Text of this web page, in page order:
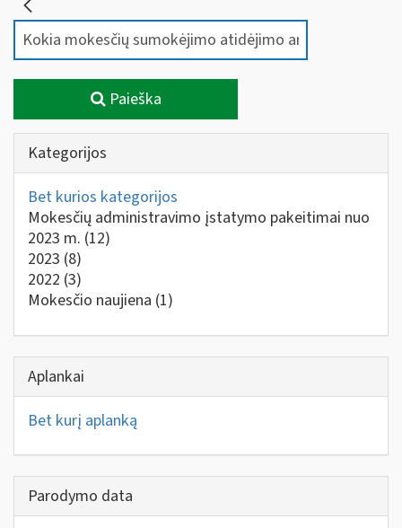
Paieška
Kategorijos
Bet kurios kategorijos
Mokesčių administravimo įstatymo pakeitimai nuo
2023 m. (12)
2023 (8)
2022 (3)
Mokesčio naujiena (1)
Aplankai
Bet kurį aplanką
Parodymo data